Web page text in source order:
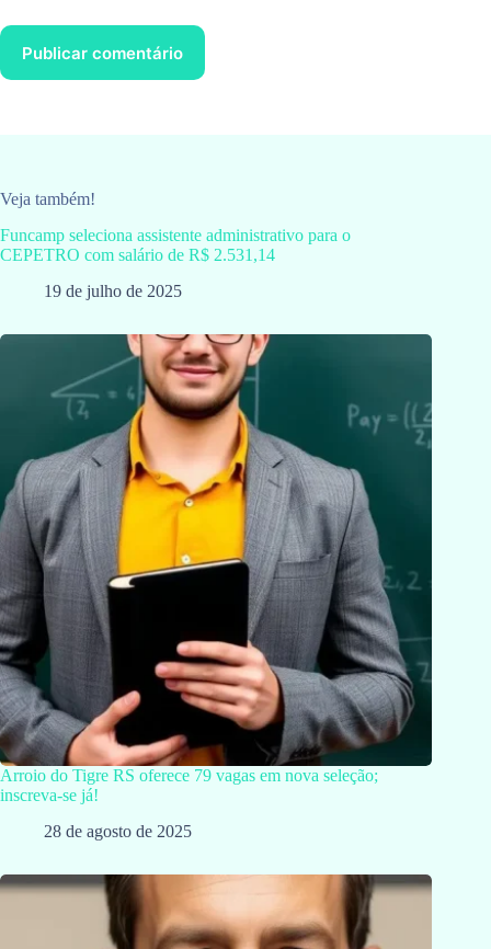
Publicar comentário
Veja também!
Funcamp seleciona assistente administrativo para o
CEPETRO com salário de R$ 2.531,14
19 de julho de 2025
Arroio do Tigre RS oferece 79 vagas em nova seleção;
inscreva-se já!
28 de agosto de 2025